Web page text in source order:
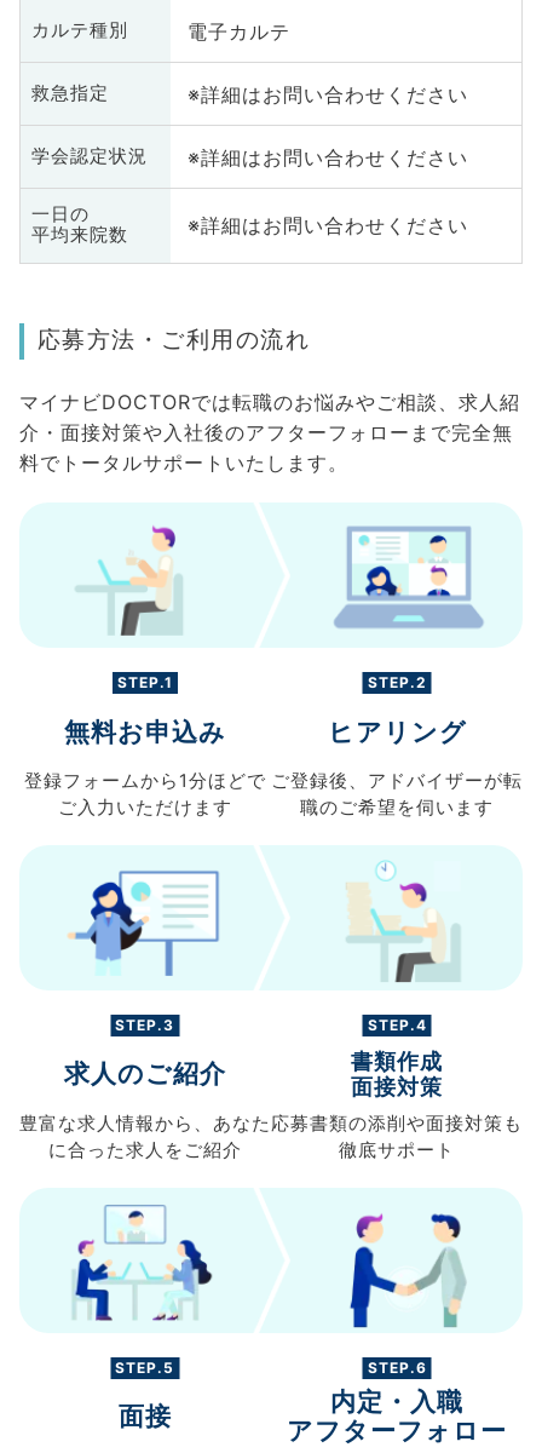
カルテ種別 電子カルテ
救急指定 ※詳細はお問い合わせください
学会認定状況 ※詳細はお問い合わせください
一日の
平均来院数
※詳細はお問い合わせください
応募方法・ご利用の流れ
マイナビDOCTORでは転職のお悩みやご相談、求人紹
介・面接対策や入社後のアフターフォローまで完全無
料でトータルサポートいたします。
STEP.1
無料お申込み
登録フォームから 1分ほどで
ご入力 いただけます
STEP.2
ヒアリング
ご登録後、 アドバイザーが転
職のご希望を伺います
STEP.3
求人のご紹介
豊富な求人情報から、 あなた
に合った求人を ご紹介
STEP.4
書類作成
面接対策
応募書類の添削や面接対策も
徹底サポート
STEP.5
面接
STEP.6
内定・入職
アフターフォロー